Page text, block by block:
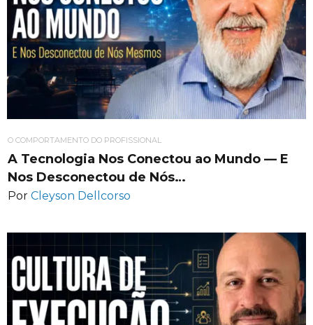
O COMPORTAMENTO DO PROFISSIONAL
A Tecnologia Nos Conectou ao Mundo — E
Nos Desconectou de Nós…
Por Cleyson Dellcorso